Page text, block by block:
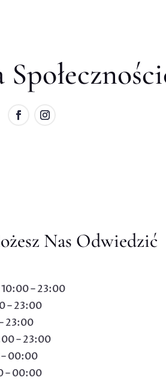
Nas Odwiedzić
– 23:00
– 23:00
23:00
– 23:00
00:00
– 00:00